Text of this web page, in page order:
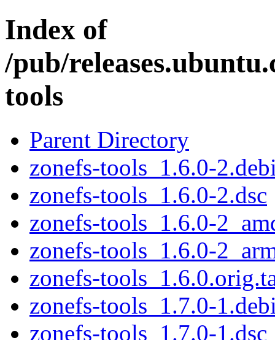
Index of
/pub/
tools
Parent Directory
zonefs-tools_1.6.0-
zonefs-tools_1.6.0-2.dsc
zonefs-tools_1.6.0-
zonefs-tools_1.6.0-
zonefs-
zonefs-tools_1.7.0-
zonefs-tools_1.7.0-1.dsc